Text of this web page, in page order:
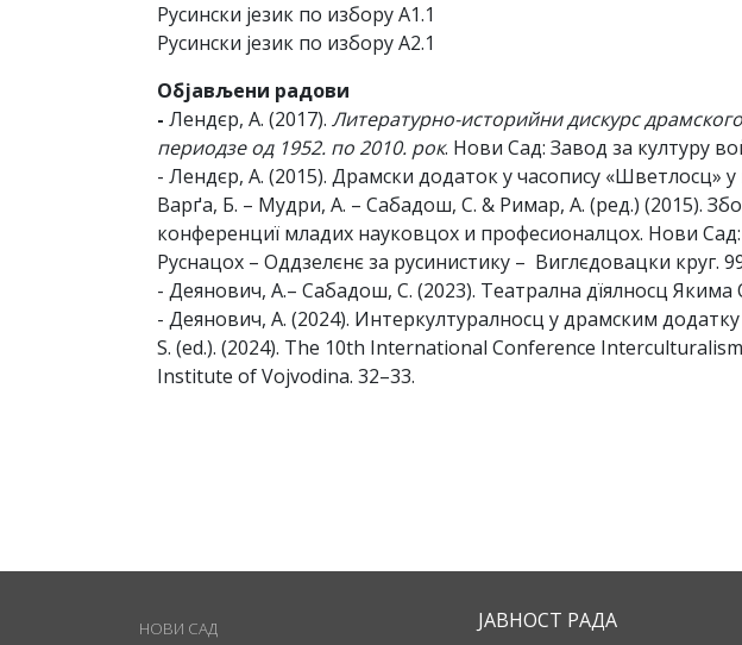
Русински језик по избору А1.1
Русински језик по избору А2.1
Објављени радови
- Лендєр, А. (2017). Литературно-историйни дискурс
периодзе од 1952. по 2010. рок. Нови Сад: Завод за културу
- Лендєр, А. (2015). Драмски додаток у часопису «Шветлосц»
Варґа, Б. – Мудри, А. – Сабадош, С. & Римар, А. (ред.) (2015).
конференциї младих науковцох и професионалцох. Нови
Руснацох – Оддзелєнє за русинистику – Виглєдовацки круг.
- Деянович, А.– Сабадош, С. (2023). Театрална дїялносц Якима
- Деянович, А. (2024). Интеркултуралносц у драмским
S. (ed.). (2024). The 10th International Conference
Institute of Vojvodina. 32–33.
НОВИ САД ЈАВНОСТ РАДА